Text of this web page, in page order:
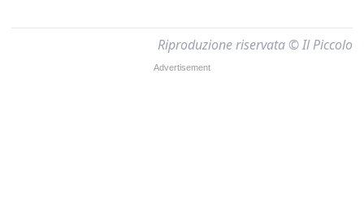
Riproduzione riservata © Il Piccolo